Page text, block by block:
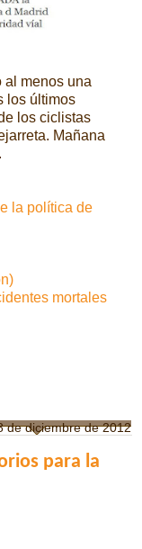
al menos una
los últimos
los ciclistas
Mañana
la política de
mortales
de diciembre de 2012
para la